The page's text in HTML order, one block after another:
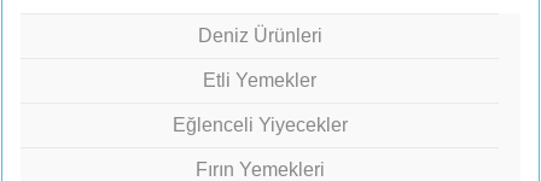
Deniz Ürünleri
Etli Yemekler
Eğlenceli Yiyecekler
Fırın Yemekleri